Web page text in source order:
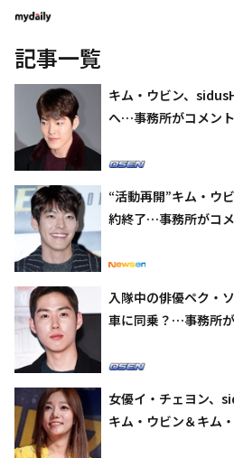
記事一覧
キム・ウビン、
へ…事務所がコメン
“活動再開”キム・ウ
約終了…事務所がコ
入隊中の俳優ペク・
車に同乗？…事務所が
女優イ・チェヨン、
キム・ウビン＆キム